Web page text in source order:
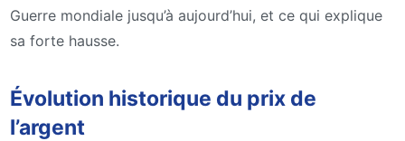
Guerre mondiale jusqu’à aujourd’hui, et ce qui explique
sa forte hausse.
Évolution historique du prix de
l’argent